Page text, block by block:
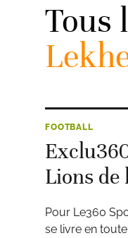
de l'UEFA
Tous
FOOTBALL
Lions de
Pour Le360
se livre en